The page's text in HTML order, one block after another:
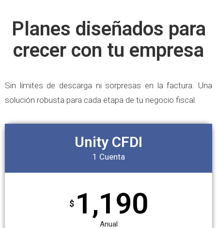
Planes diseñados para
crecer con tu empresa
Sin límites de descarga ni sorpresas en la factura. Una
solución robusta para cada etapa de tu negocio fiscal.
Unity CFDI
1 Cuenta
$ 1,190
Anual